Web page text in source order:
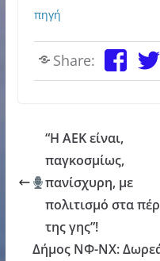
πηγή
Share:
“Η ΑΕΚ είναι,
παγκοσμίως,
πανίσχυρη, με
πολιτισμό στα
της γης”!
Δήμος ΝΦ-ΝΧ: